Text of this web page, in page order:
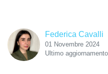
Federica Cavalli
01 Novembre 2024
Ultimo